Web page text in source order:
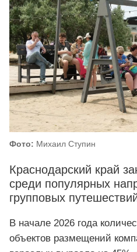
Фото: Михаил Ступин
Краснодарский край
среди популярных
групповых
В начале 2026 года
объектов размещений